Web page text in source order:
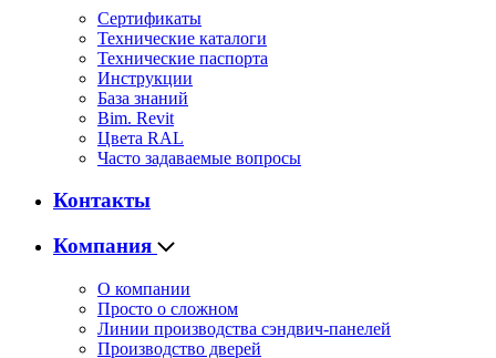
Сертификаты
Технические каталоги
Технические паспорта
Инструкции
База знаний
Bim. Revit
Цвета RAL
Часто задаваемые вопросы
Контакты
Компания
О компании
Просто о сложном
Линии производства сэндвич-панелей
Производство дверей